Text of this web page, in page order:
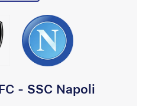
- SSC Napoli